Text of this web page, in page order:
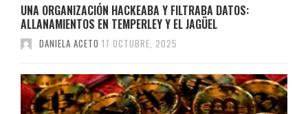
UNA ORGANIZACIÓN HACKEABA Y FILTRABA DATOS:
ALLANAMIENTOS EN TEMPERLEY Y EL JAGÜEL
DANIELA ACETO 17 OCTUBRE, 2025